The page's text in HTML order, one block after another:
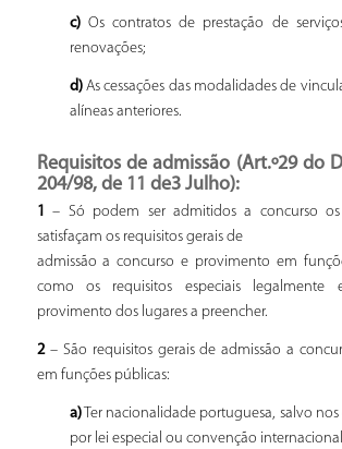
c)Os contratos de prestação de
renovações;
d)As cessações das modalidades de
alíneas anteriores.
Requisitos de admissão (Art.º29 do
204/98, de 11 de3 Julho):
1
– Só podem ser admitidos a concurso
satisfaçam os requisitos gerais de
admissão a concurso e provimento em
como os requisitos especiais legalmente
provimento dos lugares a preencher.
2– São requisitos gerais de admissão a
em funções públicas:
a)Ter nacionalidade portuguesa, salvo nos
por lei especial ou convenção